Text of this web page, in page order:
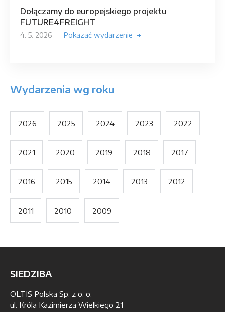
Dołączamy do europejskiego projektu
FUTURE4FREIGHT
4. 5. 2026 Pokazać wydarzenie
Wydarzenia wg roku
2026 2025 2024 2023 2022
2021 2020 2019 2018 2017
2016 2015 2014 2013 2012
2011 2010 2009
SIEDZIBA
OLTIS Polska Sp. z o. o.
ul. Króla Kazimierza Wielkiego 21